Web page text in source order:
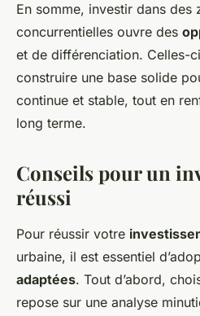
En somme, investir dans des
concurrentielles ouvre des
et de différenciation. Celles-
construire une base solide
continue et stable, tout en
long terme.
Conseils pour un
réussi
Pour réussir votre
urbaine, il est essentiel
adaptées. Tout d’abord,
repose sur une analyse